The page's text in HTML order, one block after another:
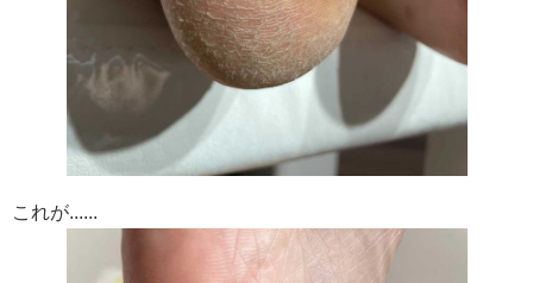
これが......